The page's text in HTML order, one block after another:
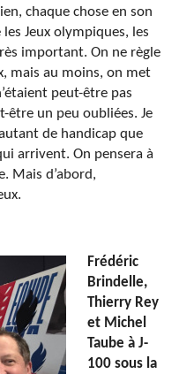
chaque chose en son
les Jeux olympiques, les
important. On ne règle
mais au moins, on met
peut-être pas
être un peu oubliées. Je
de handicap que
arrivent. On pensera à
Mais d’abord,
Frédéric
Brindelle,
Thierry Rey
et Michel
Taube à J-
100 sous la